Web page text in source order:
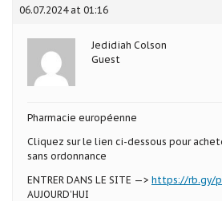
06.07.2024 at 01:16
Jedidiah Colson
Guest
Pharmacie européenne
Cliquez sur le lien ci-dessous pour
sans ordonnance
ENTRER DANS LE SITE —> https://rb.gy/
AUJOURD’HUI